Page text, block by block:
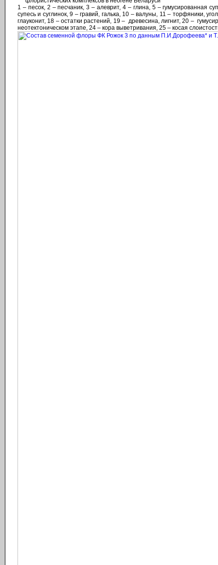
1 – песок, 2 – песчаник, 3 – алеврит, 4 – глина, 5 – гумусированная
супесь и суглинок, 9 – гравий, галька, 10 – валуны, 11 – торфяники,
глауконит, 18 – остатки растений, 19 – древесина, лигнит, 20 –
неотектоническом этапе, 24 – кора выветривания, 25 – косая